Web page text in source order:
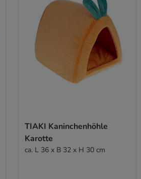
TIAKI Kaninchenhöhle
Karotte
ca. L 36 x B 32 x H 30 cm